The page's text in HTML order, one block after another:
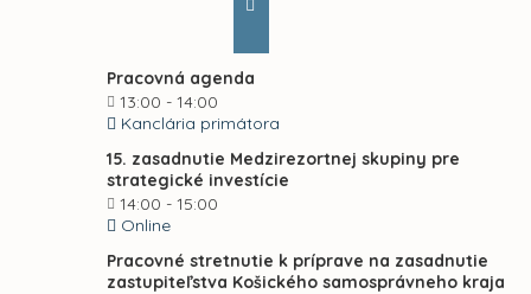
Pracovná agenda
13:00 - 14:00
Kanclária primátora
15. zasadnutie Medzirezortnej skupiny pre
strategické investície
14:00 - 15:00
Online
Pracovné stretnutie k príprave na zasadnutie
zastupiteľstva Košického samosprávneho kraja